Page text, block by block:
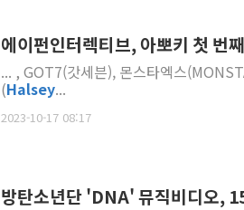
에이펀인터렉티브, 아뽀키 첫 번
... , GOT7(갓세븐), 몬스타엑스
(Halsey...
2023-10-17 08:17
방탄소년단 'DNA' 뮤직비디오,